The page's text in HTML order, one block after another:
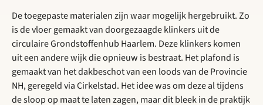
De toegepaste materialen zijn waar mogelijk hergebruikt. Zo
is de vloer gemaakt van doorgezaagde klinkers uit de
circulaire Grondstoffenhub Haarlem. Deze klinkers komen
uit een andere wijk die opnieuw is bestraat. Het plafond is
gemaakt van het dakbeschot van een loods van de Provincie
NH, geregeld via Cirkelstad. Het idee was om deze al tijdens
de sloop op maat te laten zagen, maar dit bleek in de praktijk